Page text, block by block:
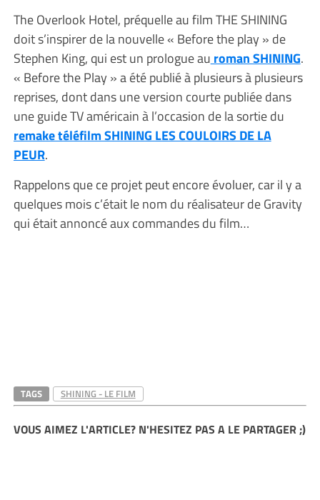
The Overlook Hotel, préquelle au film THE SHINING
doit s’inspirer de la nouvelle « Before the play » de
Stephen King, qui est un prologue au roman SHINING.
« Before the Play » a été publié à plusieurs à plusieurs
reprises, dont dans une version courte publiée dans
une guide TV américain à l’occasion de la sortie du
remake téléfilm SHINING LES COULOIRS DE LA
PEUR.
Rappelons que ce projet peut encore évoluer, car il y a
quelques mois c’était le nom du réalisateur de Gravity
qui était annoncé aux commandes du film…
TAGS SHINING - LE FILM
VOUS AIMEZ L'ARTICLE? N'HESITEZ PAS A LE PARTAGER ;)